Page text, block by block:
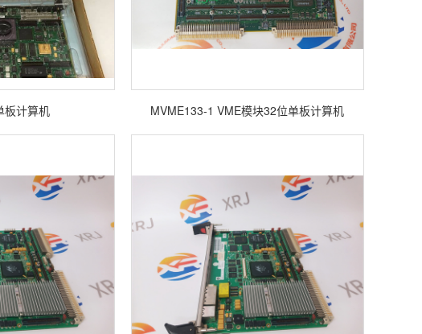
板计算机 MVME133-1 VME模块32位单板计算机